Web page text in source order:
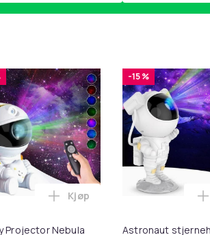
– Stjerneprojektor i handlekurven
Projector Nebula
Legg Galaxy Projector
Kjøp
-15 %
Astronaut